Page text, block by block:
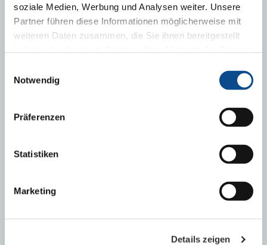
soziale Medien, Werbung und Analysen weiter. Unsere
Partner führen diese Informationen möglicherweise mit
weiteren Daten zusammen, die Sie ihnen bereitgestellt
Notwendig
Präferenzen
Statistiken
Marketing
Details zeigen
Franz Tauchner
Anwendungstechnik und Reklamationsbearbeitung